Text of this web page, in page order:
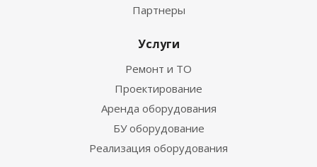
Партнеры
Услуги
Ремонт и ТО
Проектирование
Аренда оборудования
БУ оборудование
Реализация оборудования